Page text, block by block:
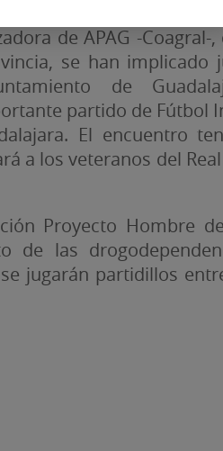
oficial de la
de APAG -Coagral-
se han implicado
de
partido de Fútbol
El encuentro
a los veteranos del
Proyecto Hombre
de las
jugarán partidillos